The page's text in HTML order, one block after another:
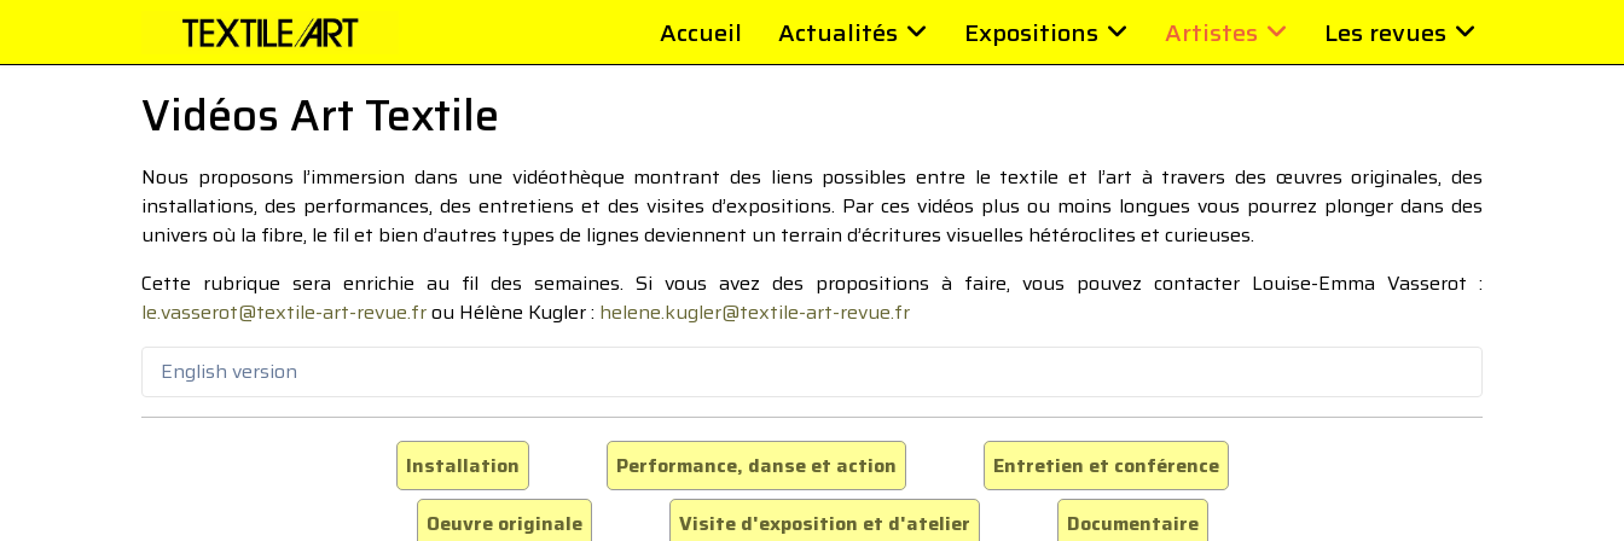
Accueil Actualités Expositions Artistes Les revues
Vidéos Art Textile
Nous proposons l’immersion dans une vidéothèque montrant des liens possibles entre le textile et l’art à travers des œuvres originales, des
installations, des performances, des entretiens et des visites d’expositions. Par ces vidéos plus ou moins longues vous pourrez plonger dans des
univers où la fibre, le fil et bien d’autres types de lignes deviennent un terrain d’écritures visuelles hétéroclites et curieuses.
Cette rubrique sera enrichie au fil des semaines. Si vous avez des propositions à faire, vous pouvez contacter Louise-Emma Vasserot :
le.vasserot@textile-art-revue.frou Hélène Kugler : helene.kugler@textile-art-revue.fr
English version
Installation Performance, danse et action
Entretien et conférence
Oeuvre originale
Visite d'exposition et d'atelier Documentaire